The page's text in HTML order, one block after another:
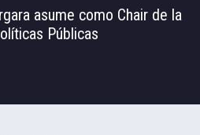
asume como Chair de la
Públicas